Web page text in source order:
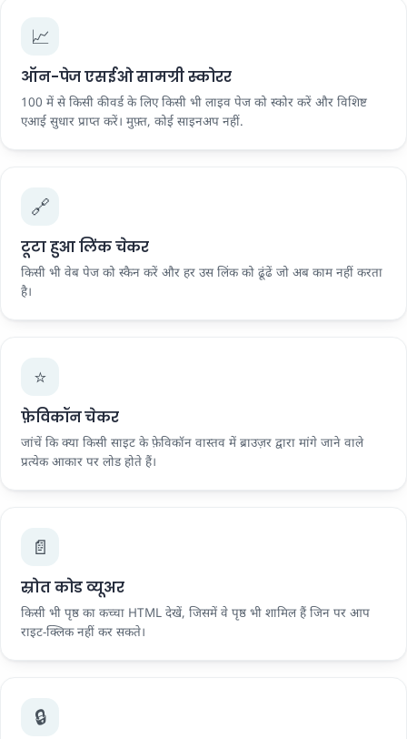
📈
ऑन-पेज एसईओ सामग्री स्कोरर
100 में से किसी कीवर्ड के लिए किसी भी लाइव पेज को स्कोर करें और विशिष्ट
एआई सुधार प्राप्त करें। मुफ़्त, कोई साइनअप नहीं.
🔗
टूटा हुआ लिंक चेकर
किसी भी वेब पेज को स्कैन करें और हर उस लिंक को ढूंढें जो अब काम नहीं करता
है।
⭐
फ़ेविकॉन चेकर
जांचें कि क्या किसी साइट के फ़ेविकॉन वास्तव में ब्राउज़र द्वारा मांगे जाने वाले
प्रत्येक आकार पर लोड होते हैं।
📄
स्रोत कोड व्यूअर
किसी भी पृष्ठ का कच्चा HTML देखें, जिसमें वे पृष्ठ भी शामिल हैं जिन पर आप
राइट-क्लिक नहीं कर सकते।
🔒